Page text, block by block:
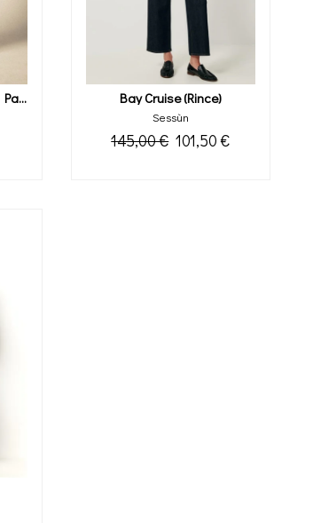
Margo Cropped 5-Pocket Pant (floral) Bay Cruise (rince)
Sessùn
145,00 € 101,50 €